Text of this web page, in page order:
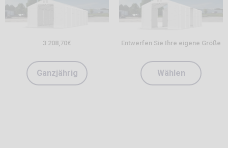
3 208,70€
Ganzjährig
Entwerfen Sie Ihre eigene Größe
Wählen